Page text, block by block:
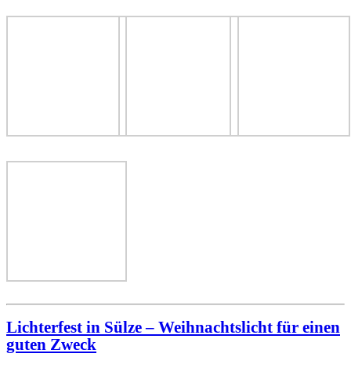
Lichterfest in Sülze – Weihnachtslicht für einen
guten Zweck